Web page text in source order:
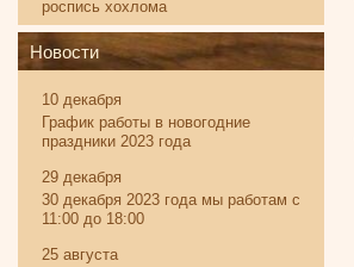
роспись хохлома
Новости
10 декабря
График работы в новогодние
праздники 2023 года
29 декабря
30 декабря 2023 года мы работам с
11:00 до 18:00
25 августа